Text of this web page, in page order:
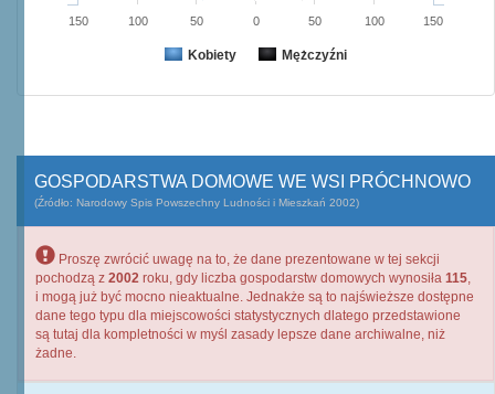
Kobiety Mężczyźni
150 100 50 0 50 100 150
GOSPODARSTWA DOMOWE WE WSI PRÓCHNOWO
(Źródło: Narodowy Spis Powszechny Ludności i Mieszkań 2002)
Proszę zwrócić uwagę na to, że dane prezentowane w tej sekcji
pochodzą z 2002 roku, gdy liczba gospodarstw domowych wynosiła 115,
i mogą już być mocno nieaktualne. Jednakże są to najświeższe dostępne
dane tego typu dla miejscowości statystycznych dlatego przedstawione
są tutaj dla kompletności w myśl zasady lepsze dane archiwalne, niż
żadne.